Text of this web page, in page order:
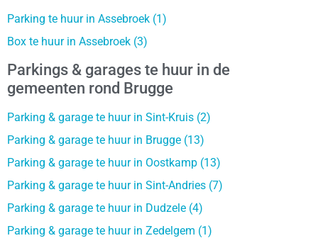
Parking te huur in Assebroek (1)
Box te huur in Assebroek (3)
Parkings & garages te huur in de
gemeenten rond Brugge
Parking & garage te huur in Sint-Kruis (2)
Parking & garage te huur in Brugge (13)
Parking & garage te huur in Oostkamp (13)
Parking & garage te huur in Sint-Andries (7)
Parking & garage te huur in Dudzele (4)
Parking & garage te huur in Zedelgem (1)